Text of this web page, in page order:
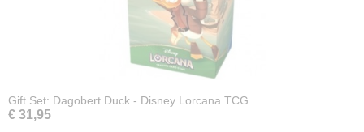
Gift Set: Dagobert Duck - Disney Lorcana TCG
€ 31,95